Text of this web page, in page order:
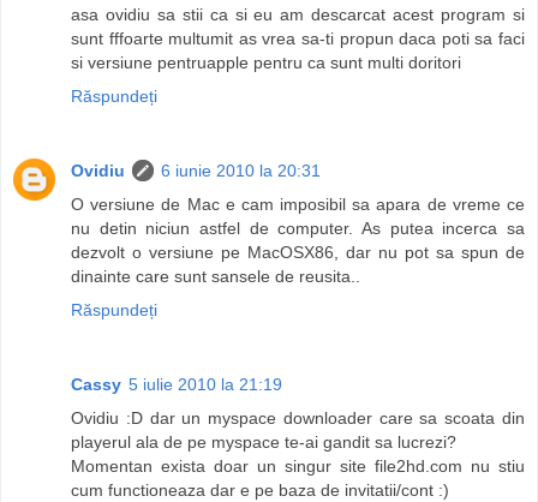
asa ovidiu sa stii ca si eu am descarcat acest program si
sunt fffoarte multumit as vrea sa-ti propun daca poti sa faci
si versiune pentruapple pentru ca sunt multi doritori
Răspundeți
Ovidiu
6 iunie 2010 la 20:31
O versiune de Mac e cam imposibil sa apara de vreme ce
nu detin niciun astfel de computer. As putea incerca sa
dezvolt o versiune pe MacOSX86, dar nu pot sa spun de
dinainte care sunt sansele de reusita..
Răspundeți
Cassy 5 iulie 2010 la 21:19
Ovidiu :D dar un myspace downloader care sa scoata din
playerul ala de pe myspace te-ai gandit sa lucrezi?
Momentan exista doar un singur site file2hd.com nu stiu
cum functioneaza dar e pe baza de invitatii/cont :)